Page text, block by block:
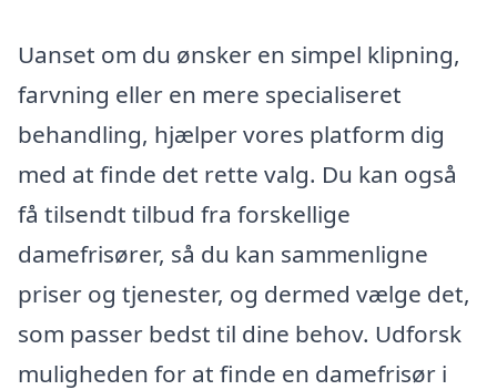
Uanset om du ønsker en simpel klipning,
farvning eller en mere specialiseret
behandling, hjælper vores platform dig
med at finde det rette valg. Du kan også
få tilsendt tilbud fra forskellige
damefrisører, så du kan sammenligne
priser og tjenester, og dermed vælge det,
som passer bedst til dine behov. Udforsk
muligheden for at finde en damefrisør i